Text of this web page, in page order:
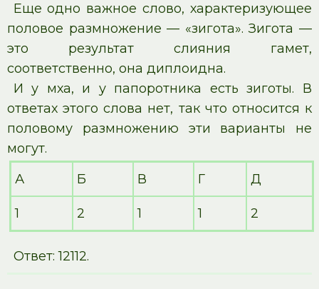
Еще одно важное слово, характеризующее
половое размножение — «зигота». Зигота —
это результат слияния гамет,
соответственно, она диплоидна.
И у мха, и у папоротника есть зиготы. В
ответах этого слова нет, так что относится к
половому размножению эти варианты не
могут.
А
Б В Г Д
1 2 1 1 2
Ответ: 12112.